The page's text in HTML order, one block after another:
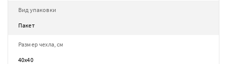
Вид упаковки
Пакет
Размер чехла, см
40х40